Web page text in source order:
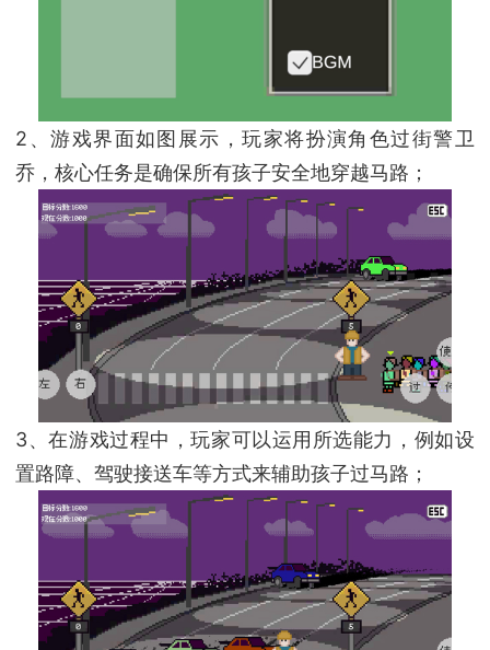
2、游戏界面如图展示，玩家将扮演角色过街警卫
乔，核心任务是确保所有孩子安全地穿越马路；
3、在游戏过程中，玩家可以运用所选能力，例如设
置路障、驾驶接送车等方式来辅助孩子过马路；